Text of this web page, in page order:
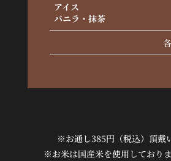
アイス
バニラ・抹茶
※お通し385円（税込）頂戴
※お米は国産米を使用しており